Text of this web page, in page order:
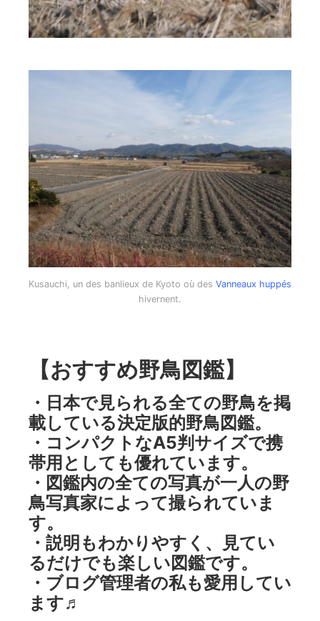
Kusauchi, un des banlieux de Kyoto où des Vanneaux huppés
hivernent.
【おすすめ野鳥図鑑】
・日本で見られる全ての野鳥を掲
載している決定版的野鳥図鑑。
・コンパクトなA5判サイズで携
帯用としても優れています。
・図鑑内の全ての写真が一人の野
鳥写真家によって撮られていま
す。
・説明もわかりやすく、見てい
るだけでも楽しい図鑑です。
・ブログ管理者の私も愛用してい
ます♬